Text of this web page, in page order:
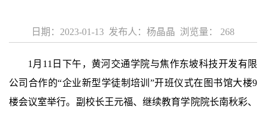
日期：2023-01-13 发布人：杨晶晶 浏览量： 268
1月11日下午，黄河交通学院与焦作东坡科技开发有限
公司合作的“企业新型学徒制培训”开班仪式在图书馆大楼9
楼会议室举行。副校长王元福、继续教育学院院长南秋彩、